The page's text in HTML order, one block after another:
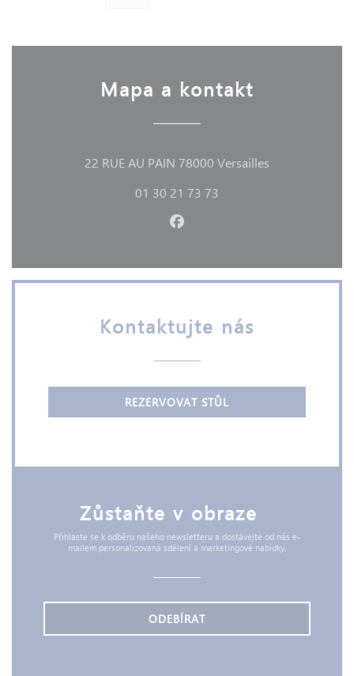
Mapa a kontakt
22 RUE AU PAIN 78000 Versailles
01 30 21 73 73
Facebook ((otevře se v
Kontaktujte nás
REZERVOVAT STŮL
Zůstaňte v obraze
Přihlaste se k odběru našeho newsletteru a dostávejte od nás e-
mailem personalizovaná sdělení a marketingové nabídky.
ODEBÍRAT